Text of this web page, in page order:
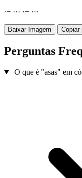
·− ··· ·− ···
Baixar Imagem Copiar
Perguntas
O que é "asas" em